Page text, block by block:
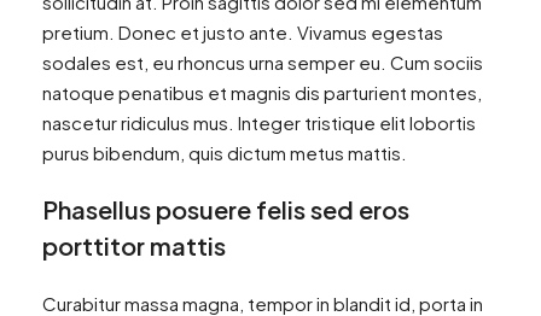
pretium. Donec et justo ante. Vivamus egestas
sodales est, eu rhoncus urna semper eu. Cum sociis
natoque penatibus et magnis dis parturient montes,
nascetur ridiculus mus. Integer tristique elit lobortis
purus bibendum, quis dictum metus mattis.
Phasellus posuere felis sed eros
porttitor mattis
Curabitur massa magna, tempor in blandit id, porta in